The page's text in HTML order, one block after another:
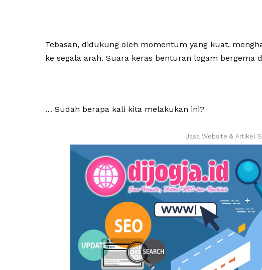
Tebasan, didukung oleh momentum yang kuat,
ke segala arah. Suara keras benturan logam bergema
… Sudah berapa kali kita melakukan ini?
Jasa Website & Artikel